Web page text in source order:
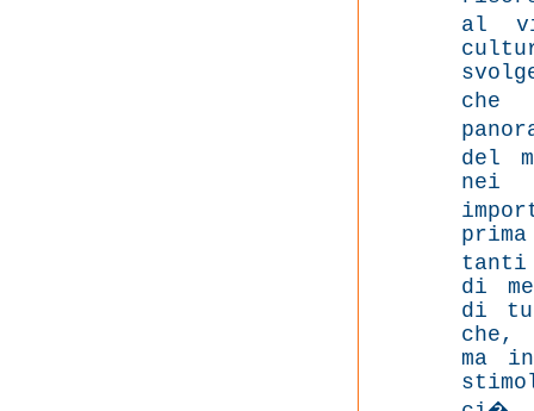
al
che
del
nei
tanti
di
di
che,
ma